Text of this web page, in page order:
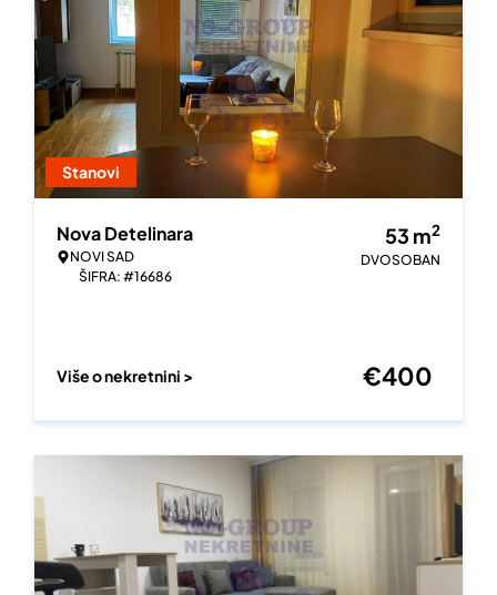
Stanovi
Nova Detelinara
NOVI SAD
ŠIFRA: #16686
53 m2
DVOSOBAN
Više o nekretnini > €400